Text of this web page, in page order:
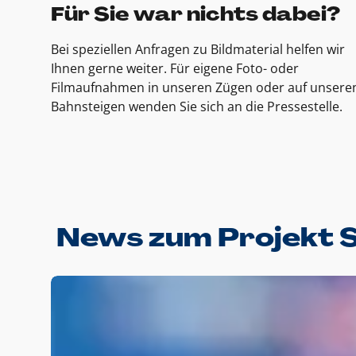
Für Sie war nichts dabei?
Bei speziellen Anfragen zu Bildmaterial helfen wir
Ihnen gerne weiter. Für eigene Foto- oder
Filmaufnahmen in unseren Zügen oder auf
Bahnsteigen wenden Sie sich an die Pressestelle.
News zum Projekt